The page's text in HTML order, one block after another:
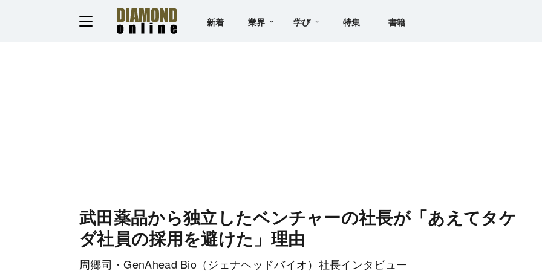
新着 業界 学び 特集 書籍
武田薬品から独立したベンチャーの社長が「あえてタケ
ダ社員の採用を避けた」理由
周郷司・GenAhead Bio（ジェナヘッドバイオ）社長インタビュー